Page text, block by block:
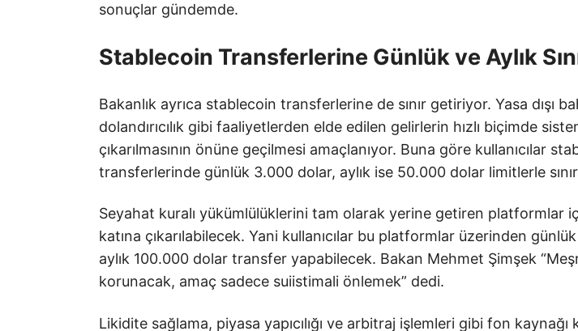
sonuçlar gündemde.
Stablecoin Transferlerine Günlük ve Aylık
Bakanlık ayrıca stablecoin transferlerine de sınır getiriyor. Yasa dışı
dolandırıcılık gibi faaliyetlerden elde edilen gelirlerin hızlı biçimde
çıkarılmasının önüne geçilmesi amaçlanıyor. Buna göre kullanıcılar
transferlerinde günlük 3.000 dolar, aylık ise 50.000 dolar limitlerle
Seyahat kuralı yükümlülüklerini tam olarak yerine getiren platformlar
katına çıkarılabilecek. Yani kullanıcılar bu platformlar üzerinden
aylık 100.000 dolar transfer yapabilecek. Bakan Mehmet Şimşek
korunacak, amaç sadece suiistimali önlemek” dedi.
Likidite sağlama, piyasa yapıcılığı ve arbitraj işlemleri gibi fon kaynağı